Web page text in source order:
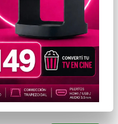
ilustrativos.
USB